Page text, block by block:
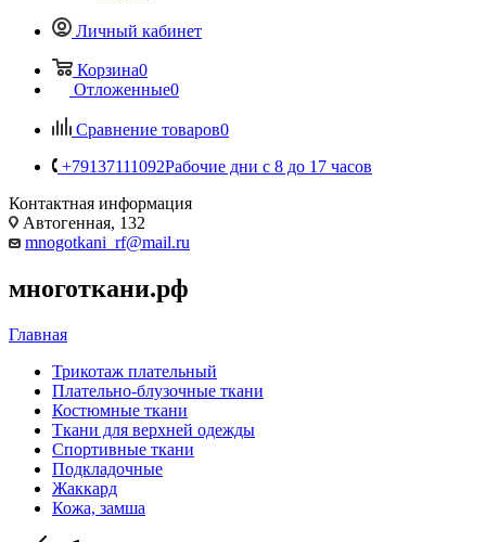
Личный кабинет
Корзина0
Отложенные0
Сравнение товаров0
+79137111092Рабочие дни с 8 до 17 часов
Контактная информация
Автогенная, 132
mnogotkani_rf@mail.ru
многоткани.рф
Главная
Трикотаж плательный
Плательно-блузочные ткани
Костюмные ткани
Ткани для верхней одежды
Спортивные ткани
Подкладочные
Жаккард
Кожа, замша